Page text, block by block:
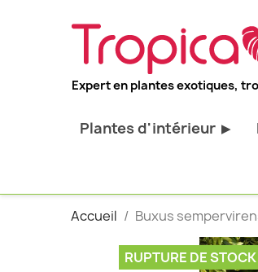
Expert en plantes exotiques,
Plantes d'intérieur ▶
Plantes pour bureau
Palmier d'intérieur
Cactus & Succulentes
Accueil Buxus
RUPTURE DE STOCK